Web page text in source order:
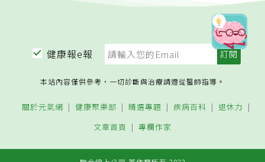
健康報e報
本站內容僅供參考，一切診斷與治療請遵從醫師指導。
關於元氣網 健康聚樂部 精選專題 疾病百科
退休力
文章首頁
專欄作家